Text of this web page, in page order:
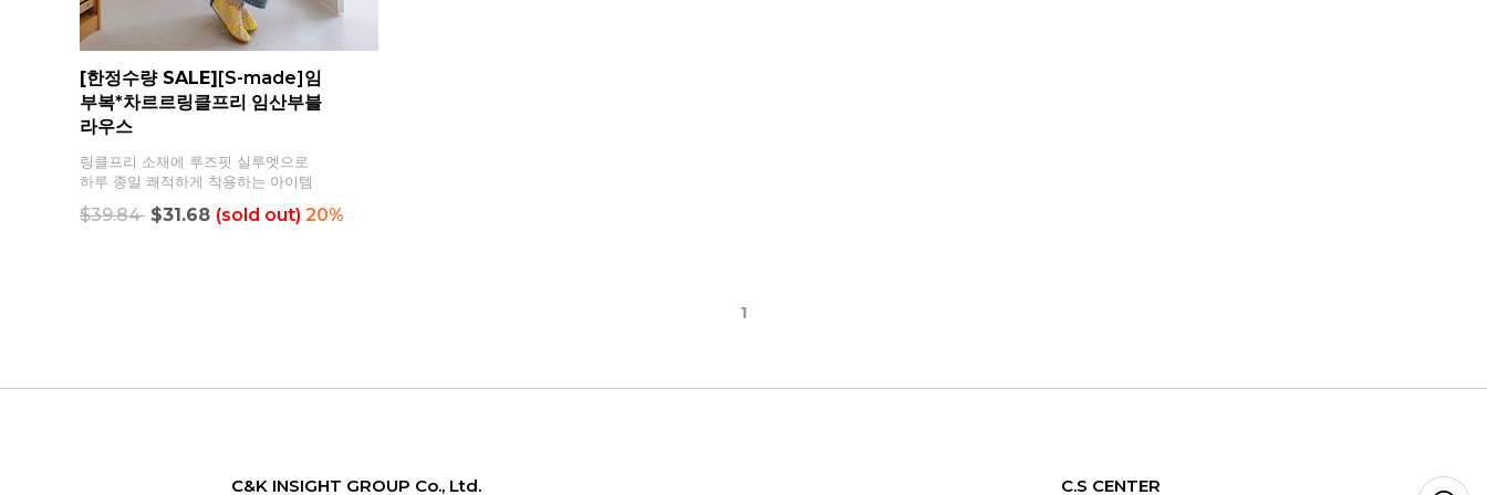
[한정수량 SALE][S-made]임
부복*차르르링클프리 임산부블
라우스
링클프리 소재에 루즈핏 실루엣으로
하루 종일 쾌적하게 착용하는 아이템
$39.84 $31.68 (sold out) 20%
1
C&K INSIGHT GROUP Co., Ltd. C.S CENTER